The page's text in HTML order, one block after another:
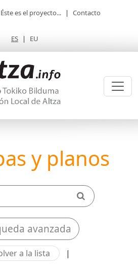
Éste es el proyecto... | Contacto
ES | EU
y planos
avanzada
a la lista |